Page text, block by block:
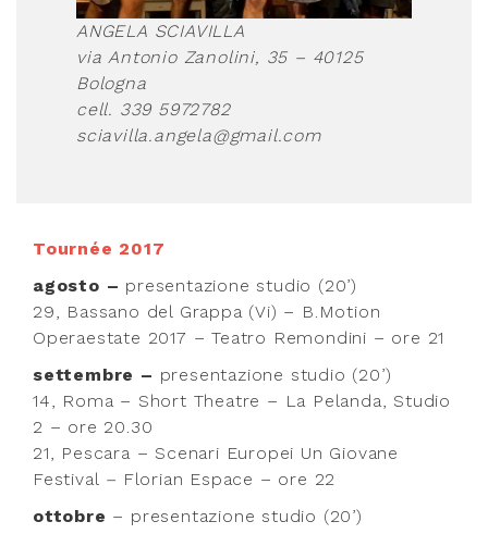
ANGELA SCIAVILLA
via Antonio Zanolini, 35 – 40125
Bologna
cell. 339 5972782
sciavilla.angela@gmail.com
Tournée 2017
agosto – presentazione studio (20’)
29, Bassano del Grappa (Vi) – B.Motion
Operaestate 2017 – Teatro Remondini – ore 21
settembre – presentazione studio (20’)
14, Roma – Short Theatre ­– La Pelanda, Studio
2 – ore 20.30
21, Pescara – Scenari Europei Un Giovane
Festival – Florian Espace – ore 22
ottobre – presentazione studio (20’)